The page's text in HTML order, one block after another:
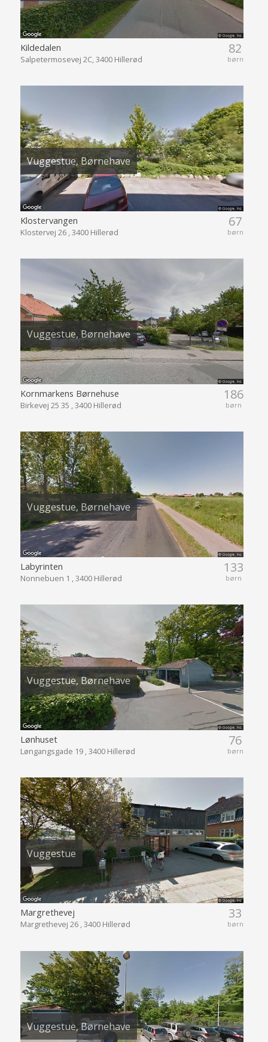
82
børn
Kildedalen
Salpetermosevej 2C, 3400 Hillerød
Vuggestue, Børnehave
67
børn
Klostervangen
Klostervej 26 , 3400 Hillerød
Vuggestue, Børnehave
186
børn
Kornmarkens Børnehuse
Birkevej 25 35 , 3400 Hillerød
Vuggestue, Børnehave
133
børn
Labyrinten
Nonnebuen 1 , 3400 Hillerød
Vuggestue, Børnehave
76
børn
Lønhuset
Løngangsgade 19 , 3400 Hillerød
Vuggestue
33
børn
Margrethevej
Margrethevej 26 , 3400 Hillerød
Vuggestue, Børnehave